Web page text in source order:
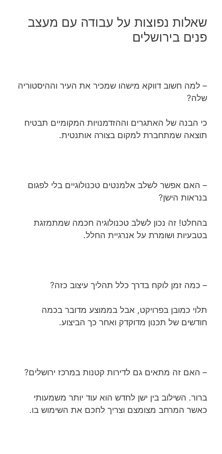
שאלות נפוצות על עבודה עם מעצב
פנים בירושלים
– למה חשוב דווקא מישהו שמכיר את העיר וההיסטוריה
שלה?
כי הבנה של האתגרים וההזדמנויות המקומיים תבטיח
תוצאה שמתחברת למקום בצורה אותנטית.
– האם אפשר לשלב אלמנטים טכנולוגיים בלי לפגום
בנראות הישן?
בהחלט! זה נכון לשלב טכנולוגיה חכמה שמתמזגת
בטבעיות ושומרת על אנרגיית החלל.
– כמה זמן לוקח בדרך כלל תהליך עיצוב כזה?
תלוי כמובן בפרויקט, אבל בממוצע מדובר בכמה
חודשים של תכנון מדוקדק ואחר כך הביצוע.
– האם זה מתאים גם לדירות קטנות במרכז ירושלים?
ברור. השילוב בין ישן לחדש הוא עוד יותר משמעותי
כאשר המרחב מצומצם וצריך לחכם את השימוש בו.